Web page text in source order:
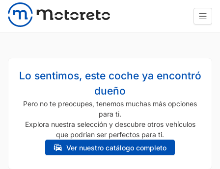
Lo sentimos, este coche ya encontró
dueño
Pero no te preocupes, tenemos muchas más opciones
para ti.
Explora nuestra selección y descubre otros vehículos
que podrían ser perfectos para ti.
Ver nuestro catálogo completo